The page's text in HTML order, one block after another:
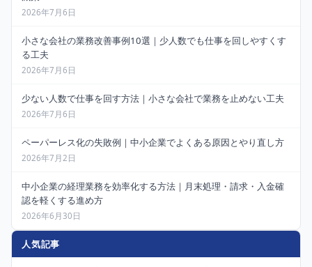
2026年7月6日
小さな会社の業務改善事例10選｜少人数でも仕事を回しやすくす
る工夫
2026年7月6日
少ない人数で仕事を回す方法｜小さな会社で業務を止めない工夫
2026年7月6日
ペーパーレス化の失敗例｜中小企業でよくある原因とやり直し方
2026年7月2日
中小企業の経理業務を効率化する方法｜月末処理・請求・入金確
認を軽くする進め方
2026年6月30日
人気記事